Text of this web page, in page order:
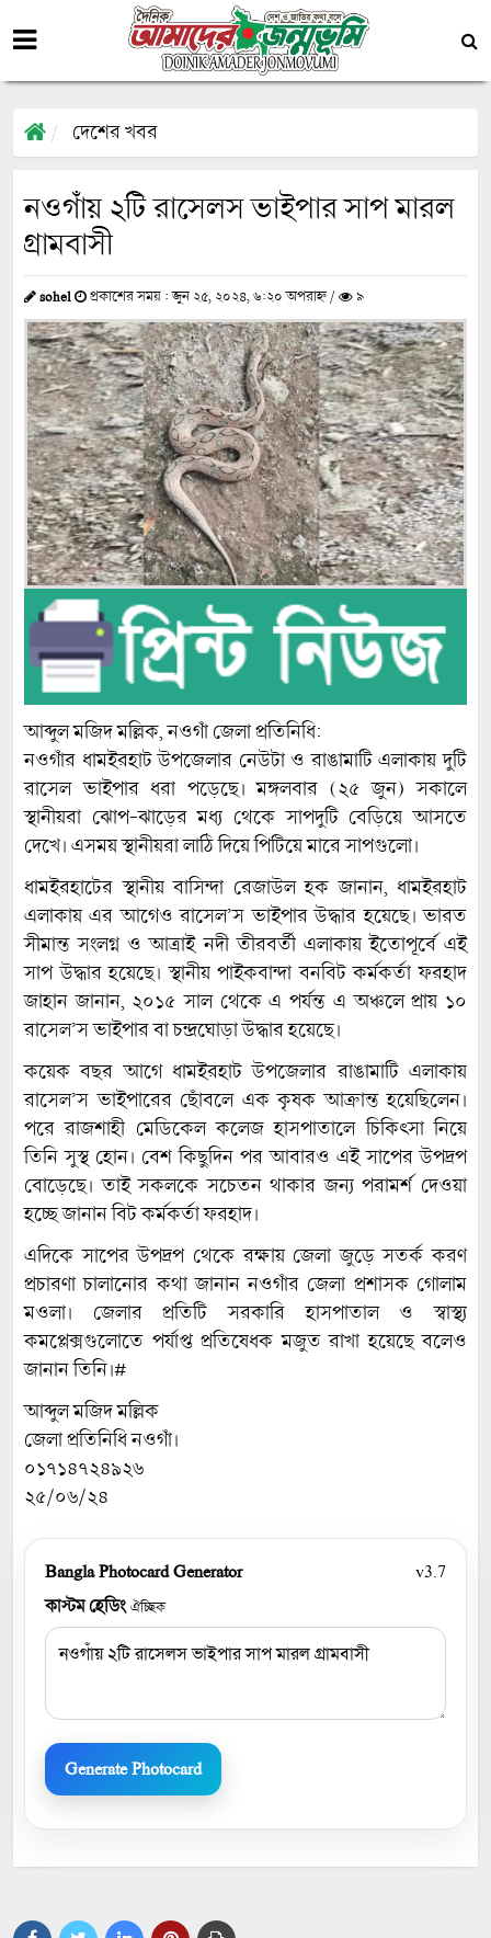
দেশের খবর
নওগাঁয় ২টি রাসেলস ভাইপার সাপ মারল
গ্রামবাসী
sohel প্রকাশের সময় : জুন ২৫, ২০২৪, ৬:২০ অপরাহ্ন / ৯
আব্দুল মজিদ মল্লিক, নওগাঁ জেলা প্রতিনিধি:
নওগাঁর ধামইরহাট উপজেলার নেউটা ও রাঙামাটি এলাকায় দুটি
রাসেল ভাইপার ধরা পড়েছে। মঙ্গলবার (২৫ জুন) সকালে
স্থানীয়রা ঝোপ-ঝাড়ের মধ্য থেকে সাপদুটি বেড়িয়ে আসতে
দেখে। এসময় স্থানীয়রা লাঠি দিয়ে পিটিয়ে মারে সাপগুলো।
ধামইরহাটের স্থানীয় বাসিন্দা রেজাউল হক জানান, ধামইরহাট
এলাকায় এর আগেও রাসেল‌’স ভাইপার উদ্ধার হয়েছে। ভারত
সীমান্ত সংলগ্ন ও আত্রাই নদী তীরবর্তী এলাকায় ইতোপূর্বে এই
সাপ উদ্ধার হয়েছে। স্থানীয় পাইকবান্দা বনবিট কর্মকর্তা ফরহাদ
জাহান জানান, ২০১৫ সাল থেকে এ পর্যন্ত এ অঞ্চলে প্রায় ১০
রাসেল’স ভাইপার বা চন্দ্রঘোড়া উদ্ধার হয়েছে।
কয়েক বছর আগে ধামইরহাট উপজেলার রাঙামাটি এলাকায়
রাসেল’স ভাইপারের ছোঁবলে এক কৃষক আক্রান্ত হয়েছিলেন।
পরে রাজশাহী মেডিকেল কলেজ হাসপাতালে চিকিৎসা নিয়ে
তিনি সুস্থ হোন। বেশ কিছুদিন পর আবারও এই সাপের উপদ্রপ
বোড়েছে। তাই সকলকে সচেতন থাকার জন্য পরামর্শ দেওয়া
হচ্ছে জানান বিট কর্মকর্তা ফরহাদ।
এদিকে সাপের উপদ্রপ থেকে রক্ষায় জেলা জুড়ে সতর্ক করণ
প্রচারণা চালানোর কথা জানান নওগাঁর জেলা প্রশাসক গোলাম
মওলা। জেলার প্রতিটি সরকারি হাসপাতাল ও স্বাস্থ্য
কমপ্লেক্সগুলোতে পর্যাপ্ত প্রতিষেধক মজুত রাখা হয়েছে বলেও
জানান তিনি।#
আব্দুল মজিদ মল্লিক
জেলা প্রতিনিধি নওগাঁ।
০১৭১৪৭২৪৯২৬
২৫/০৬/২৪
Bangla Photocard Generator
v3.7
কাস্টম হেডিংঐচ্ছিক
Generate Photocard